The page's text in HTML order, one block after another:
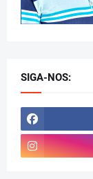
SIGA-NOS: